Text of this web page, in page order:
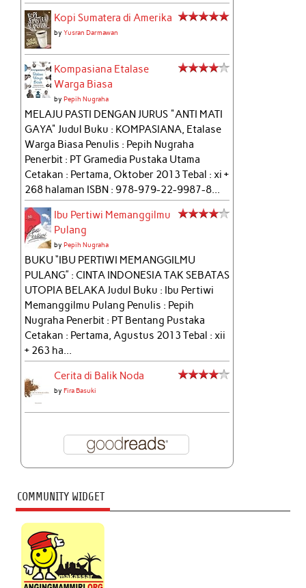
Kopi Sumatera di Amerika
byYusran Darmawan
Kompasiana Etalase
Warga Biasa
byPepih Nugraha
MELAJU PASTI DENGAN JURUS "ANTI MATI
GAYA" Judul Buku : KOMPASIANA, Etalase
Warga Biasa Penulis : Pepih Nugraha
Penerbit : PT Gramedia Pustaka Utama
Cetakan : Pertama, Oktober 2013 Tebal : xi +
268 halaman ISBN : 978-979-22-9987-8...
Ibu Pertiwi Memanggilmu
Pulang
byPepih Nugraha
BUKU “IBU PERTIWI MEMANGGILMU
PULANG” : CINTA INDONESIA TAK SEBATAS
UTOPIA BELAKA Judul Buku : Ibu Pertiwi
Memanggilmu Pulang Penulis : Pepih
Nugraha Penerbit : PT Bentang Pustaka
Cetakan : Pertama, Agustus 2013 Tebal : xii
+ 263 ha...
Cerita di Balik Noda
byFira Basuki
COMMUNITY WIDGET